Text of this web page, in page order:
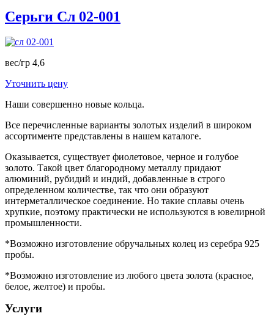
Серьги Сл 02-001
вес/гр 4,6
Уточнить цену
Наши совершенно новые кольца.
Все перечисленные варианты золотых изделий в широком
ассортименте представлены в нашем каталоге.
Оказывается, существует фиолетовое, черное и голубое
золото. Такой цвет благородному металлу придают
алюминий, рубидий и индий, добавленные в строго
определенном количестве, так что они образуют
интерметаллическое соединение. Но такие сплавы очень
хрупкие, поэтому практически не используются в ювелирной
промышленности.
*Возможно изготовление обручальных колец из серебра 925
пробы.
*Возможно изготовление из любого цвета золота (красное,
белое, желтое) и пробы.
Услуги